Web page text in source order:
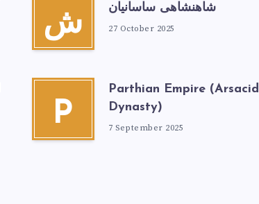
ش
شاهنشاهی ساسانیان
27 October 2025
P
Parthian Empire (Arsacid
Dynasty)
7 September 2025